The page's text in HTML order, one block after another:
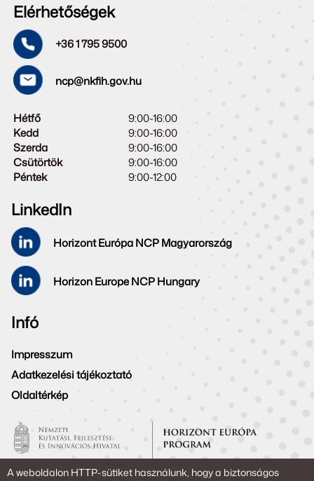
Elérhetőségek
+36 1 795 9500
ncp@nkfih.gov.hu
Hétfő
9:00-16:00
Kedd
9:00-16:00
Szerda
9:00-16:00
Csütörtök
9:00-16:00
Péntek
9:00-12:00
LinkedIn
Horizont Európa NCP Magyarország
Horizon Europe NCP Hungary
Infó
Impresszum
Adatkezelési tájékoztató
Oldaltérkép
Copyright © 2026. Powered by NKFIH
A weboldalon HTTP-sütiket használunk, hogy a biztonságos